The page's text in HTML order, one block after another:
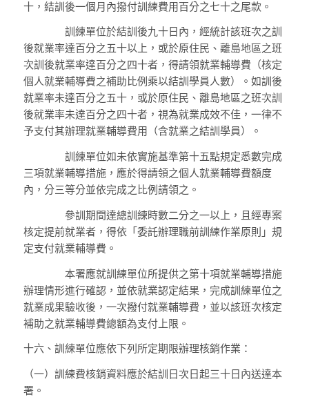
十，結訓後一個月內撥付訓練費用百分之七十之尾款。
訓練單位於結訓後九十日內，經統計該班次之訓
後就業率達百分之五十以上，或於原住民、離島地區之班
次訓後就業率達百分之四十者，得請領就業輔導費（核定
個人就業輔導費之補助比例乘以結訓學員人數）。如訓後
就業率未達百分之五十，或於原住民、離島地區之班次訓
後就業率未達百分之四十者，視為就業成效不佳，一律不
予支付其辦理就業輔導費用（含就業之結訓學員）。
訓練單位如未依實施基準第十五點規定悉數完成
三項就業輔導措施，應於得請領之個人就業輔導費額度
內，分三等分並依完成之比例請領之。
參訓期間達總訓練時數二分之一以上，且經專案
核定提前就業者，得依「委託辦理職前訓練作業原則」規
定支付就業輔導費。
本署應就訓練單位所提供之第十項就業輔導措施
辦理情形進行確認，並依就業認定結果，完成訓練單位之
就業成果驗收後，一次撥付就業輔導費，並以該班次核定
補助之就業輔導費總額為支付上限。
十六、 訓練單位應依下列所定期限辦理核銷作業：
（一） 訓練費核銷資料應於結訓日次日起三十日內送達本
署。